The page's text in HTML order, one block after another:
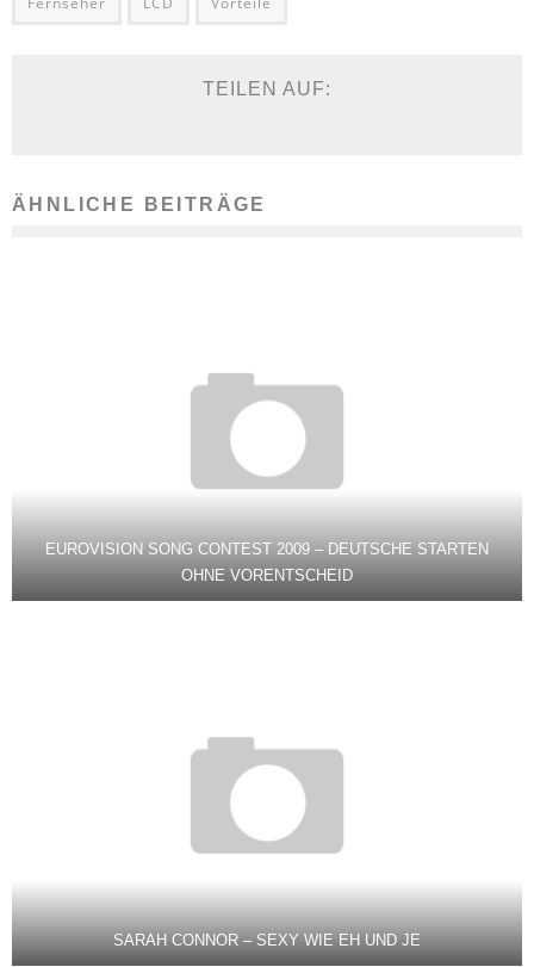
TEILEN AUF:
ÄHNLICHE BEITRÄGE
EUROVISION SONG CONTEST 2009 – DEUTSCHE STARTEN
OHNE VORENTSCHEID
SARAH CONNOR – SEXY WIE EH UND JE